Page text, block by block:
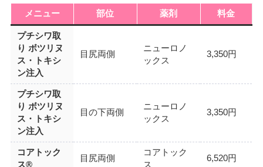
メニュー 部位 薬剤 料金
プチシワ取
り ボツリヌ
ス・トキシ
ン注入
目尻両側
ニューロノ
ックス
3,350円
プチシワ取
り ボツリヌ
ス・トキシ
ン注入
目の下両側
ニューロノ
ックス
3,350円
コアトック
ス®
目尻両側
コアトック
ス
6,520円